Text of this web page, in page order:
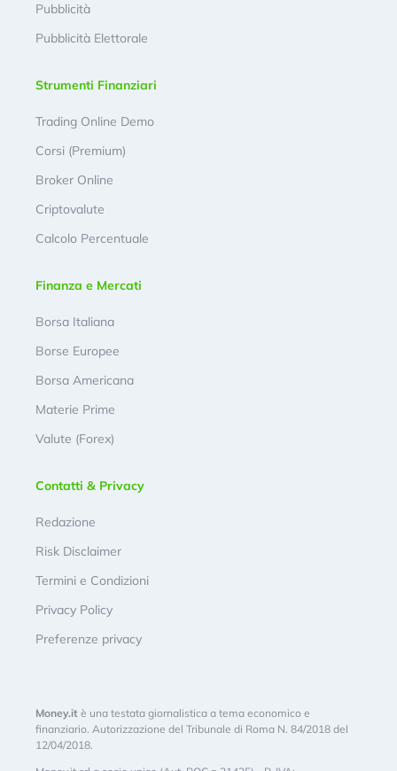
Pubblicità
Pubblicità Elettorale
Strumenti Finanziari
Trading Online Demo
Corsi (Premium)
Broker Online
Criptovalute
Calcolo Percentuale
Finanza e Mercati
Borsa Italiana
Borse Europee
Borsa Americana
Materie Prime
Valute (Forex)
Contatti & Privacy
Redazione
Risk Disclaimer
Termini e Condizioni
Privacy Policy
Preferenze privacy
Money.it è una testata giornalistica a tema economico e
finanziario. Autorizzazione del Tribunale di Roma N. 84/2018 del
12/04/2018.